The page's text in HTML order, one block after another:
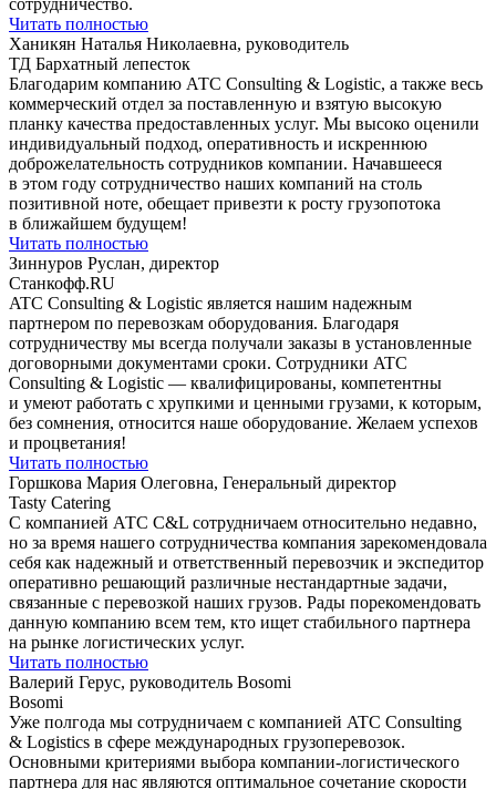
сотрудничество.
Читать полностью
Ханикян Наталья Николаевна, руководитель
ТД Бархатный лепесток
Благодарим компанию АТС Consulting & Logistic, а также весь
коммерческий отдел за поставленную и взятую высокую
планку качества предоставленных услуг. Мы высоко оценили
индивидуальный подход, оперативность и искреннюю
доброжелательность сотрудников компании. Начавшееся
в этом году сотрудничество наших компаний на столь
позитивной ноте, обещает привезти к росту грузопотока
в ближайшем будущем!
Читать полностью
Зиннуров Руслан, директор
Станкофф.RU
ATC Consulting & Logistic является нашим надежным
партнером по перевозкам оборудования. Благодаря
сотрудничеству мы всегда получали заказы в установленные
договорными документами сроки. Сотрудники ATC
Consulting & Logistic — квалифицированы, компетентны
и умеют работать с хрупкими и ценными грузами, к которым,
без сомнения, относится наше оборудование. Желаем успехов
и процветания!
Читать полностью
Горшкова Мария Олеговна, Генеральный директор
Tasty Catering
С компанией АТС С&L сотрудничаем относительно недавно,
но за время нашего сотрудничества компания зарекомендовала
себя как надежный и ответственный перевозчик и экспедитор
оперативно решающий различные нестандартные задачи,
связанные с перевозкой наших грузов. Рады порекомендовать
данную компанию всем тем, кто ищет стабильного партнера
на рынке логистических услуг.
Читать полностью
Валерий Герус, руководитель Bosomi
Bosomi
Уже полгода мы сотрудничаем с компанией ATC Consulting
& Logistics в сфере международных грузоперевозок.
Основными критериями выбора компании-логистического
партнера для нас являются оптимальное сочетание скорости